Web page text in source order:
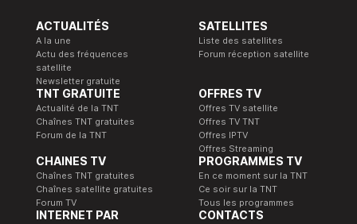
ACTUALITÉS
A la une
Actu des fréquences
satellite
Newsletter gratuite
SATELLITES
Liste des satellites
Forum réception satellite
TNT GRATUITE
Actualité de la TNT
Chaînes TNT gratuites
Forum de la TNT
OFFRES TV
Offres TV satellite
Offres TV TNT
Offres IPTV
Offres Streaming
CHAINES TV
Chaînes TNT gratuites
Chaînes satellite gratuites
Forum TV
PROGRAMMES TV
En ce moment sur la TNT
Ce soir sur la TNT
Tous les programmes
INTERNET PAR
CONTACTS